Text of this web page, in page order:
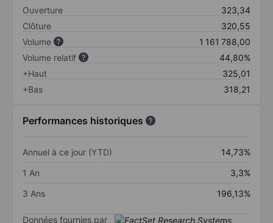
Ouverture
323,34
Clôture
320,55
Volume
1 161 788,00
Volume relatif
44,80%
+Haut
325,01
+Bas
318,21
Performances historiques
Annuel à ce jour (YTD)
14,73%
1 An
3,3%
3 Ans
196,13%
Données fournies par